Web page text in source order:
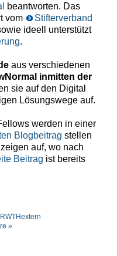
beantworten. Das
vom
Stifterverband
ideell unterstützt
.
aus verschiedenen
inmitten der
sie auf den Digital
Lösungswege auf.
werden in einer
Blogbeitrag stellen
auf, wo nach
Beitrag ist bereits
RWTHextern
»